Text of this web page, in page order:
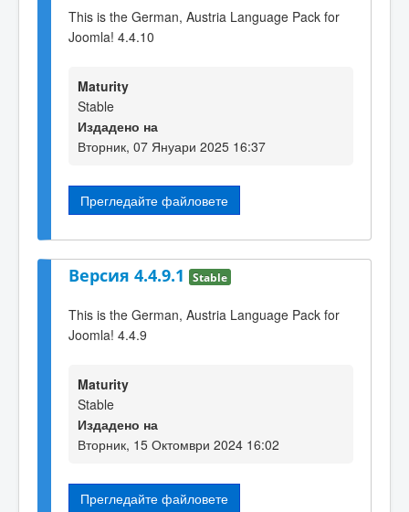
This is the German, Austria Language Pack for
Joomla! 4.4.10
Maturity
Stable
Издадено на
Вторник, 07 Януари 2025 16:37
Прегледайте файловете
Версия 4.4.9.1 Stable
This is the German, Austria Language Pack for
Joomla! 4.4.9
Maturity
Stable
Издадено на
Вторник, 15 Октомври 2024 16:02
Прегледайте файловете